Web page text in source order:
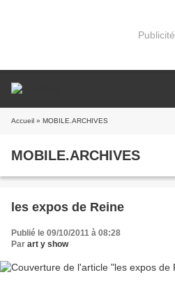
Publicité
Accueil » MOBILE.ARCHIVES
MOBILE.ARCHIVES
les expos de Reine
Publié le 09/10/2011 à 08:28
Par art y show